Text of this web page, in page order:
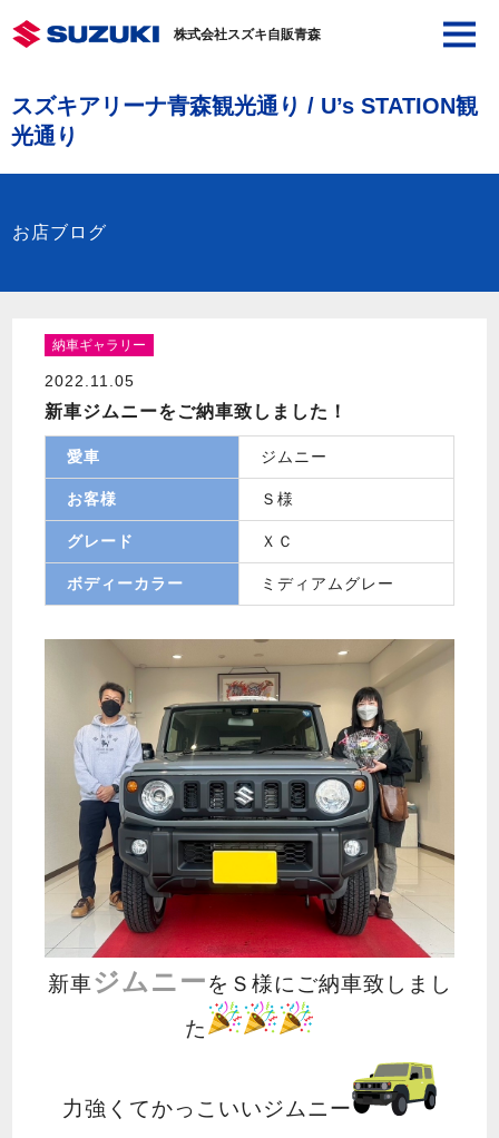
株式会社スズキ自販青森
スズキアリーナ青森観光通り / U’s STATION観
光通り
お店ブログ
納車ギャラリー
2022.11.05
新車ジムニーをご納車致しました！
愛車 ジムニー
お客様 Ｓ様
グレード ＸＣ
ボディーカラー ミディアムグレー
新車ジムニーをＳ様にご納車致しまし
た
力強くてかっこいいジムニー